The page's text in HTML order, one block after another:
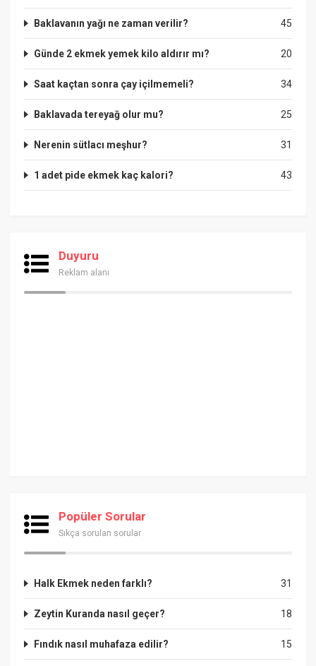
45
Baklavanın yağı ne zaman verilir?
20
Günde 2 ekmek yemek kilo aldırır mı?
34
Saat kaçtan sonra çay içilmemeli?
25
Baklavada tereyağ olur mu?
31
Nerenin sütlacı meşhur?
43
1 adet pide ekmek kaç kalori?
Duyuru
Reklam alanı
Popüler Sorular
Sıkça sorulan sorular
31
Halk Ekmek neden farklı?
18
Zeytin Kuranda nasıl geçer?
15
Fındık nasıl muhafaza edilir?